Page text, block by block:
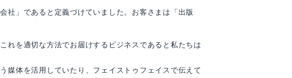
社」であると定義づけていました。お客さまは「出版
れを適切な方法でお届けするビジネスであると私たちは
媒体を活用していたり、フェイストゥフェイスで伝えて